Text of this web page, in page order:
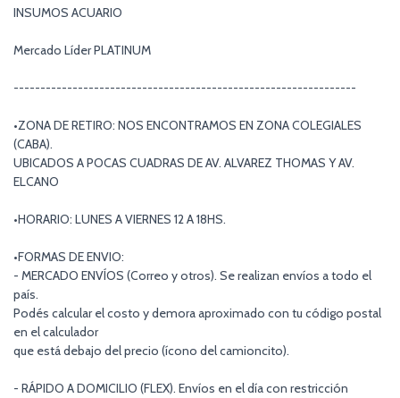
INSUMOS ACUARIO
Mercado Líder PLATINUM
----------------------------------------------------------------
•ZONA DE RETIRO: NOS ENCONTRAMOS EN ZONA COLEGIALES
(CABA).
UBICADOS A POCAS CUADRAS DE AV. ALVAREZ THOMAS Y AV.
ELCANO
•HORARIO: LUNES A VIERNES 12 A 18HS.
•FORMAS DE ENVIO:
- MERCADO ENVÍOS (Correo y otros). Se realizan envíos a todo el
país.
Podés calcular el costo y demora aproximado con tu código postal
en el calculador
que está debajo del precio (ícono del camioncito).
- RÁPIDO A DOMICILIO (FLEX). Envíos en el día con restricción